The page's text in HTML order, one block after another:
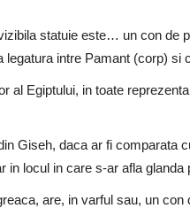
statuie este… un con de
intre Pamant (corp) si
al Egiptului, in toate
Giseh, daca ar fi comparata
in locul in care s-ar afla glanda
are, in varful sau, un con